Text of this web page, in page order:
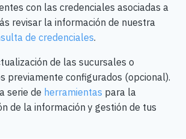
con las credenciales asociadas a
revisar la información de nuestra
de credenciales.
de las sucursales o
previamente configurados (opcional).
serie de herramientas para la
de la información y gestión de tus